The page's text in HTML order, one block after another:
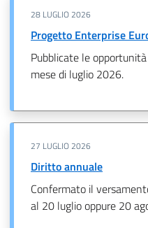
28 LUGLIO 2026
Progetto Enterprise
Pubblicate le
mese di luglio 2026.
27 LUGLIO 2026
Diritto annuale
Confermato il
al 20 luglio oppure 20